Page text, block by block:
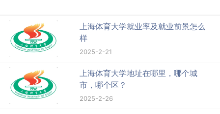
上海体育大学就业率及就业前景怎么
样
2025-2-21
上海体育大学地址在哪里，哪个城
市，哪个区？
2025-2-26